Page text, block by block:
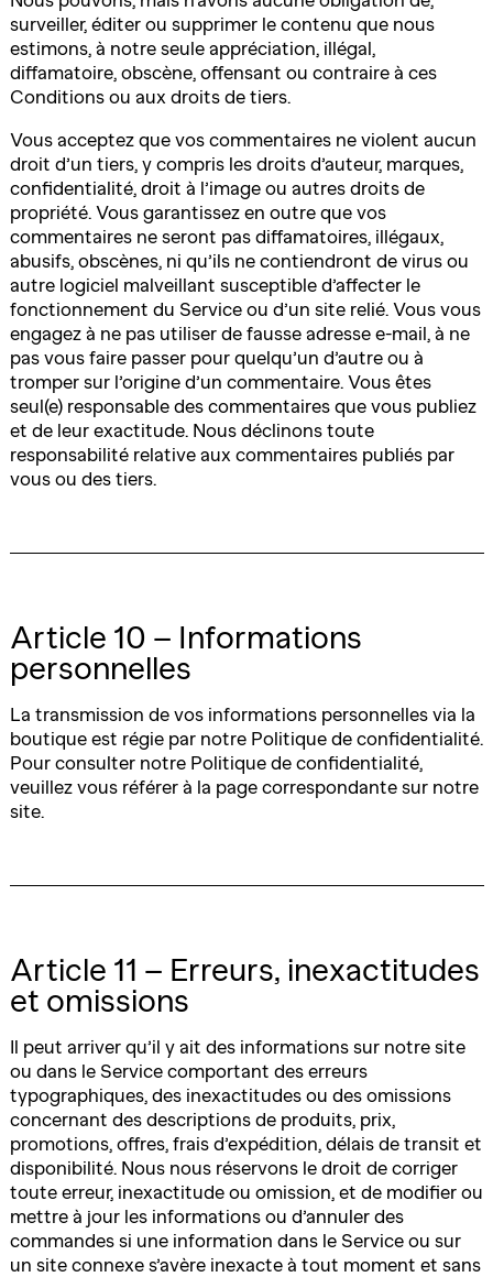
surveiller, éditer ou supprimer le contenu que nous
estimons, à notre seule appréciation, illégal,
diffamatoire, obscène, offensant ou contraire à ces
Conditions ou aux droits de tiers.
Vous acceptez que vos commentaires ne violent aucun
droit d’un tiers, y compris les droits d’auteur, marques,
confidentialité, droit à l’image ou autres droits de
propriété. Vous garantissez en outre que vos
commentaires ne seront pas diffamatoires, illégaux,
abusifs, obscènes, ni qu’ils ne contiendront de virus ou
autre logiciel malveillant susceptible d’affecter le
fonctionnement du Service ou d’un site relié. Vous vous
engagez à ne pas utiliser de fausse adresse e-mail, à ne
pas vous faire passer pour quelqu’un d’autre ou à
tromper sur l’origine d’un commentaire. Vous êtes
seul(e) responsable des commentaires que vous publiez
et de leur exactitude. Nous déclinons toute
responsabilité relative aux commentaires publiés par
vous ou des tiers.
Article 10 – Informations
personnelles
La transmission de vos informations personnelles via la
boutique est régie par notre Politique de confidentialité.
Pour consulter notre Politique de confidentialité,
veuillez vous référer à la page correspondante sur notre
site.
Article 11 – Erreurs, inexactitudes
et omissions
Il peut arriver qu’il y ait des informations sur notre site
ou dans le Service comportant des erreurs
typographiques, des inexactitudes ou des omissions
concernant des descriptions de produits, prix,
promotions, offres, frais d’expédition, délais de transit et
disponibilité. Nous nous réservons le droit de corriger
toute erreur, inexactitude ou omission, et de modifier ou
mettre à jour les informations ou d’annuler des
commandes si une information dans le Service ou sur
un site connexe s’avère inexacte à tout moment et sans